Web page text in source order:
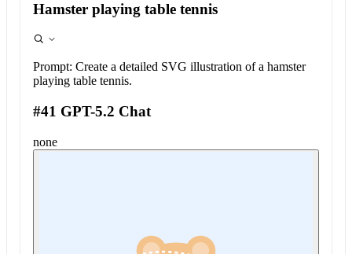
Hamster playing table tennis
Prompt: Create a detailed SVG illustration of a hamster
playing table tennis.
#41 GPT-5.2 Chat
none